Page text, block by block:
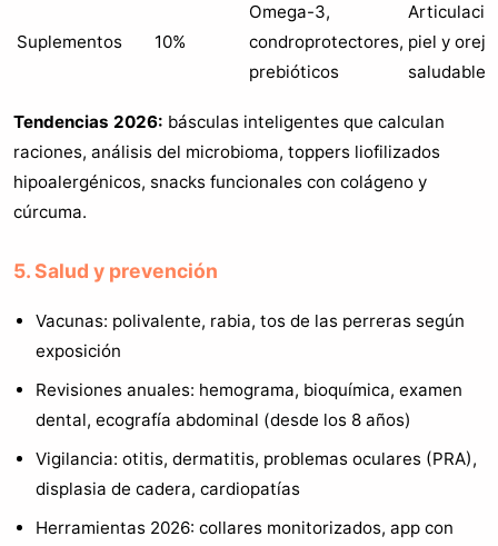
Suplementos 10%
Omega-3,
condroprotectores,
prebióticos
piel y
saludables
Tendencias 2026: básculas inteligentes que calculan
raciones, análisis del microbioma, toppers liofilizados
hipoalergénicos, snacks funcionales con colágeno y
cúrcuma.
5. Salud y prevención
Vacunas: polivalente, rabia, tos de las perreras según
exposición
Revisiones anuales: hemograma, bioquímica, examen
dental, ecografía abdominal (desde los 8 años)
Vigilancia: otitis, dermatitis, problemas oculares (PRA),
displasia de cadera, cardiopatías
Herramientas 2026: collares monitorizados, app con